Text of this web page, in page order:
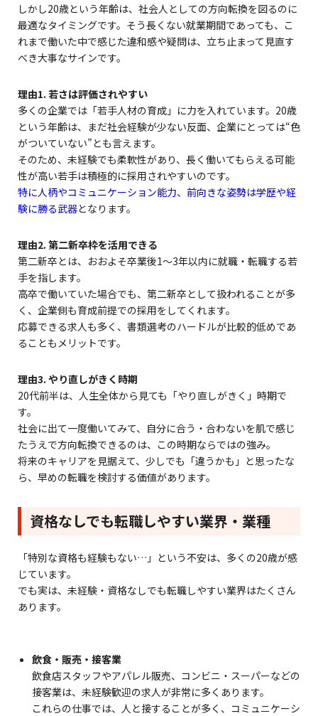
しかし20歳という年齢は、社会人としての方向転換を図るのに
最適なタイミングです。そう長くない就業期間であっても、こ
れまで働いた中で感じた違和感や疑問は、立ち止まって見直す
べき大事なサインです。
理由1. 若さは評価されやすい
多くの企業では「若手人材の育成」に力を入れています。20歳
という年齢は、まだ社会経験が少ない反面、企業にとっては“色
がついていない”とも言えます。
そのため、未経験でも柔軟性があり、長く働いてもらえる可能
性が高い若手は積極的に採用されやすいのです。
特に人柄やコミュニケーション能力、前向きな姿勢は学歴や経
験に勝る武器となります。
理由2. 第二新卒枠を活用できる
第二新卒とは、おおよそ卒業後1〜3年以内に就職・転職する若
手を指します。
高卒で働いていた場合でも、第二新卒として扱われることが多
く、企業側も育成前提での採用をしてくれます。
応募できる求人も多く、書類選考のハードルが比較的低めであ
ることもメリットです。
理由3. やり直しがきく時期
20代前半は、人生全体から見ても「やり直しがきく」時期で
す。
社会に出て一度働いてみて、自分に合う・合わないを肌で感じ
たうえで方向転換できるのは、この時期ならではの強み。
将来のキャリアを見据えて、少しでも「違うかも」と思ったな
ら、早めの転職を検討する価値があります。
資格なしでも転職しやすい業界・業種
「特別な資格も経験もない…」という不安は、多くの20歳が感
じています。
でも実は、未経験・資格なしでも転職しやすい業界はたくさん
あります。
飲食・販売・接客業
飲食店スタッフやアパレル販売、コンビニ・スーパーなどの
接客業は、未経験歓迎の求人が非常に多くあります。
これらの仕事では、人と接することが多く、コミュニケーシ